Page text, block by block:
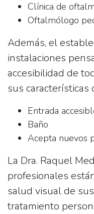
Clínica de
Oftalmólogo
Además, el
instalaciones
accesibilidad de
sus características
Entrada
Baño
Acepta nuevos
La Dra. Raquel
profesionales
salud visual de
tratamiento